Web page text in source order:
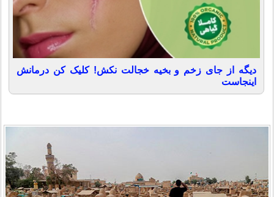
دیگه از جای زخم و بخیه خجالت نکش! کلیک کن درمانش
اینجاست